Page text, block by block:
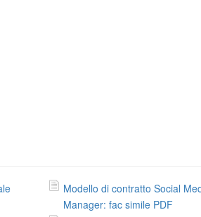
Modello di contratto Social
Manager: fac simile PDF